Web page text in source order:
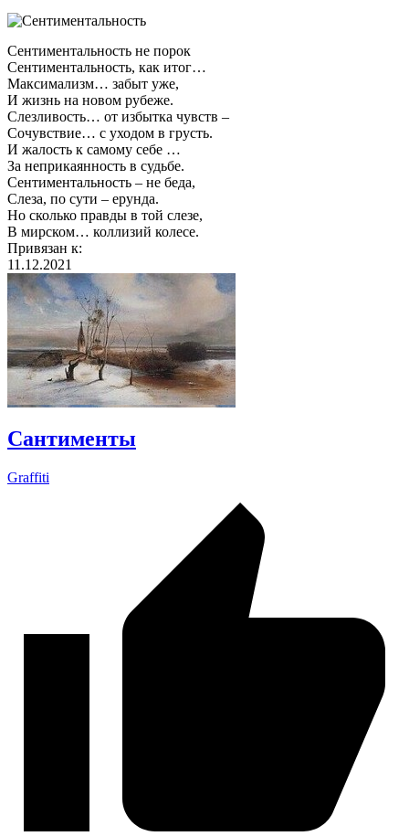
Сентиментальность не порок
Сентиментальность, как итог…
Максимализм… забыт уже,
И жизнь на новом рубеже.
Слезливость… от избытка чувств –
Сочувствие… с уходом в грусть.
И жалость к самому себе …
За неприкаянность в судьбе.
Сентиментальность – не беда,
Слеза, по сути – ерунда.
Но сколько правды в той слезе,
В мирском… коллизий колесе.
Привязан к:
11.12.2021
Сантименты
Graffiti